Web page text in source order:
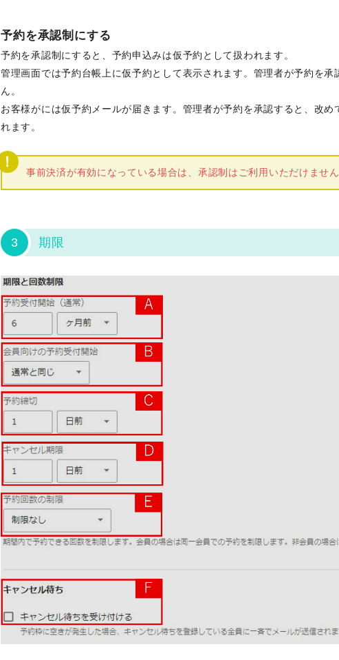
予約を承認制にする
予約を承認制にすると、予約申込みは仮予約として扱われます。
管理画面では予約台帳上に仮予約として表示されます。管理者が予約を承
ん。
お客様がには仮予約メールが届きます。管理者が予約を承認すると、改め
れます。
事前決済が有効になっている場合は、承認制はご利用いただけません
3 期限